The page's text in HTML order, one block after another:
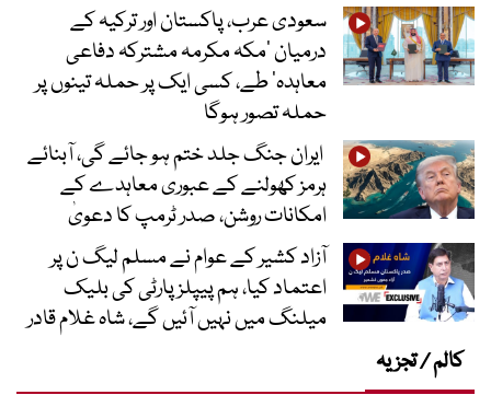
سعودی عرب، پاکستان اور ترکیہ کے
درمیان ’مکہ مکرمہ مشترکہ دفاعی
معاہدہ‘ طے، کسی ایک پر حملہ تینوں پر
حملہ تصور ہوگا
ایران جنگ جلد ختم ہو جائے گی، آبنائے
ہرمز کھولنے کے عبوری معاہدے کے
امکانات روشن، صدر ٹرمپ کا دعویٰ
آزاد کشیر کے عوام نے مسلم لیگ ن پر
اعتماد کیا، ہم پیپلز پارٹی کی بلیک
میلنگ میں نہیں آئیں گے، شاہ غلام قادر
کالم / تجزیہ